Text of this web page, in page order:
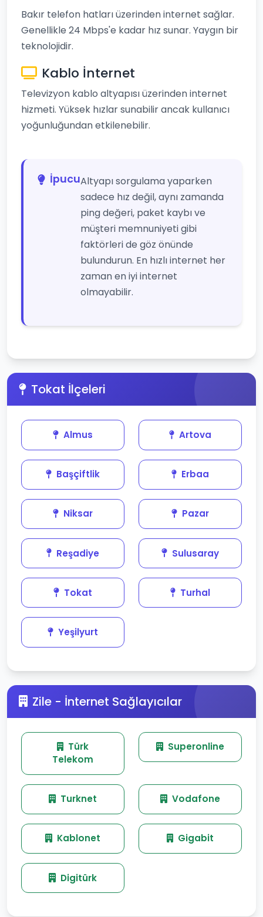
Bakır telefon hatları üzerinden internet sağlar.
Genellikle 24 Mbps'e kadar hız sunar. Yaygın bir
teknolojidir.
Kablo İnternet
Televizyon kablo altyapısı üzerinden internet
hizmeti. Yüksek hızlar sunabilir ancak kullanıcı
yoğunluğundan etkilenebilir.
İpucuAltyapı sorgulama yaparken
sadece hız değil, aynı zamanda
ping değeri, paket kaybı ve
müşteri memnuniyeti gibi
faktörleri de göz önünde
bulundurun. En hızlı internet her
zaman en iyi internet
olmayabilir.
Tokat İlçeleri
Almus Artova
Başçiftlik Erbaa
Niksar Pazar
Reşadiye Sulusaray
Tokat Turhal
Yeşilyurt
Zile - İnternet Sağlayıcılar
Türk
Telekom
Superonline
Turknet Vodafone
Kablonet Gigabit
Digitürk